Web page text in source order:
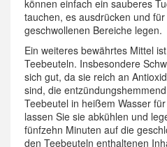
können einfach ein sauberes
tauchen, es ausdrücken und
geschwollenen Bereiche legen.
Ein weiteres bewährtes Mittel
Teebeuteln. Insbesondere
sich gut, da sie reich an
sind, die
Teebeutel in heißem Wasser
lassen Sie sie abkühlen und
fünfzehn Minuten auf die
den Teebeuteln enthaltenen